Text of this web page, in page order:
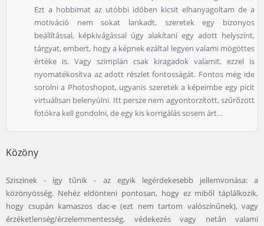
Ezt a hobbimat az utóbbi időben kicsit elhanyagoltam de a
motiváció nem sokat lankadt, szeretek egy bizonyos
beállítással, képkivágással úgy alakítani egy adott helyszínt,
tárgyat, embert, hogy a képnek ezáltal legyen valami mögöttes
értéke is. Vagy szimplán csak kiragadok valamit, ezzel is
nyomatékosítva az adott részlet fontosságát. Fontos még ide
sorolni a Photoshopot, ugyanis szeretek a képeimbe egy picit
virtuálisan belenyúlni. Itt persze nem agyontorzított, szűrőzött
fotókra kell gondolni, de egy kis korrigálás sosem árt…
Közöny
Sziszinek - így tűnik - az egyik legérdekesebb jellemvonása: a
közönyösség. Nehéz eldönteni pontosan, hogy ez miből táplálkozik,
hogy csupán kamaszos dac-e (ezt nem tartom valószínűnek), vagy
érzéketlenség/érzelemmentesség, védekezés vagy netán valami